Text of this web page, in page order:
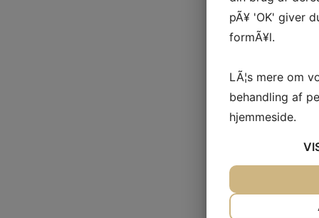
pÃ¥ 'OK' giver
formÃ¥l.
LÃ¦s mere om
behandling af
hjemmeside.